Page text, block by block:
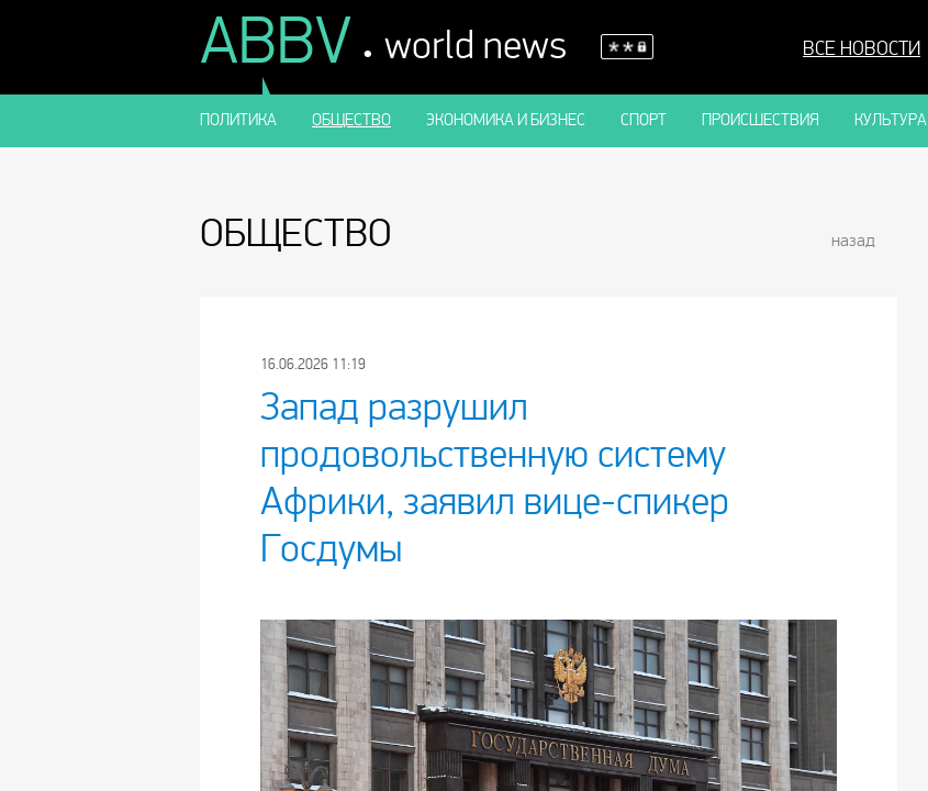
ABBV . world news ВСЕ НОВОСТИ
ПОЛИТИКА ОБЩЕСТВО ЭКОНОМИКА И БИЗНЕС СПОРТ ПРОИСШЕСТВИЯ КУЛЬТУРА
ОБЩЕСТВО назад
16.06.2026 11:19
Запад разрушил
продовольственную систему
Африки, заявил вице-спикер
Госдумы